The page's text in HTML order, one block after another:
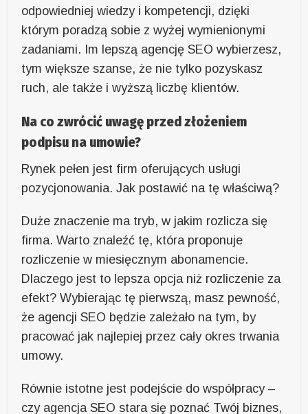
odpowiedniej wiedzy i kompetencji, dzięki
którym poradzą sobie z wyżej wymienionymi
zadaniami. Im lepszą agencję SEO wybierzesz,
tym większe szanse, że nie tylko pozyskasz
ruch, ale także i wyższą liczbę klientów.
Na co zwrócić uwagę przed złożeniem
podpisu na umowie?
Rynek pełen jest firm oferujących usługi
pozycjonowania. Jak postawić na tę właściwą?
Duże znaczenie ma tryb, w jakim rozlicza się
firma. Warto znaleźć tę, która proponuje
rozliczenie w miesięcznym abonamencie.
Dlaczego jest to lepsza opcja niż rozliczenie za
efekt? Wybierając tę pierwszą, masz pewność,
że agencji SEO będzie zależało na tym, by
pracować jak najlepiej przez cały okres trwania
umowy.
Równie istotne jest podejście do współpracy –
czy agencja SEO stara się poznać Twój biznes,